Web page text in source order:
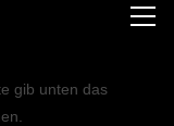
gib unten das